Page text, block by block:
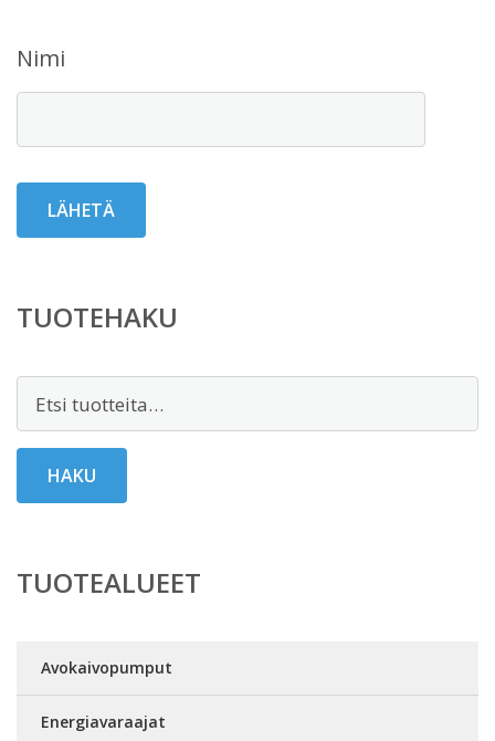
Nimi
TUOTEHAKU
HAKU
TUOTEALUEET
Avokaivopumput
Energiavaraajat